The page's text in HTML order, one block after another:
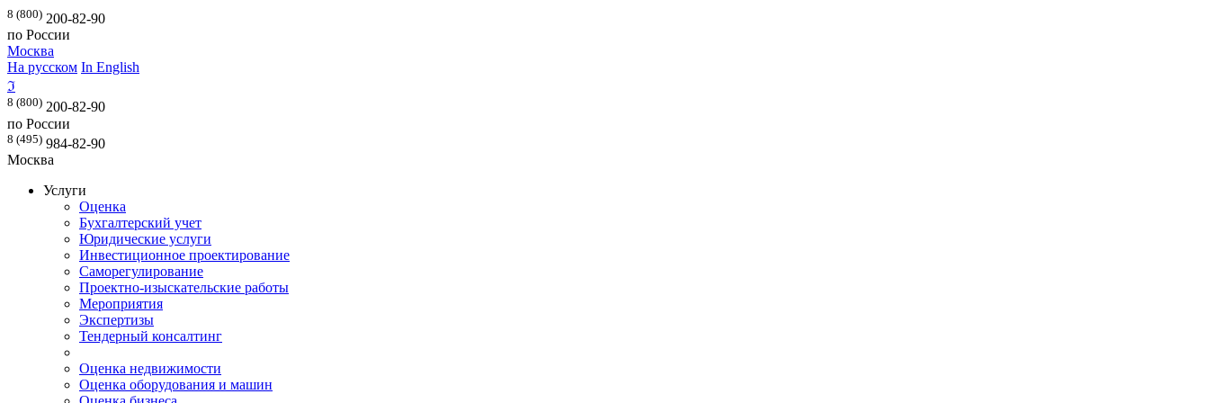
8 (800) 200-82-90
по России
Москва
На русском In English
ℑ
8 (800) 200-82-90
по России
8 (495) 984-82-90
Москва
Услуги
Оценка
Бухгалтерский учет
Юридические услуги
Инвестиционное проектирование
Саморегулирование
Проектно-изыскательские работы
Мероприятия
Экспертизы
Тендерный консалтинг
Оценка недвижимости
Оценка оборудования и машин